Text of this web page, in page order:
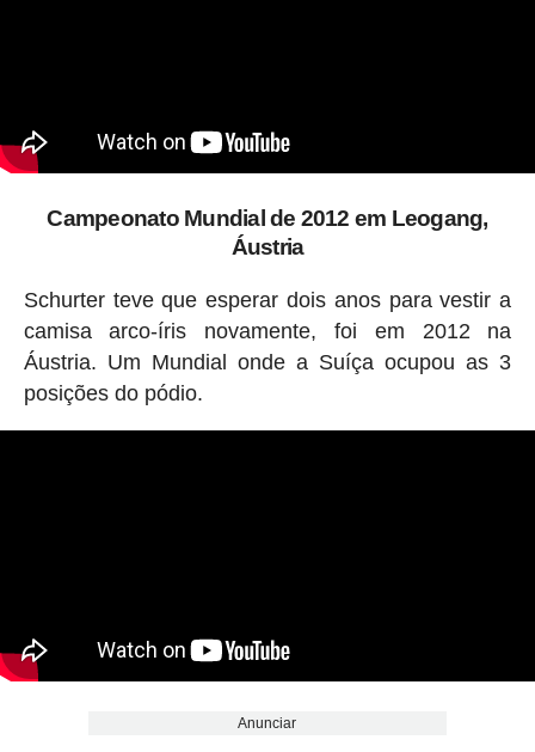
Campeonato Mundial de 2012 em Leogang,
Áustria
Schurter teve que esperar dois anos para vestir a
camisa arco-íris novamente, foi em 2012 na
Áustria. Um Mundial onde a Suíça ocupou as 3
posições do pódio.
Anunciar